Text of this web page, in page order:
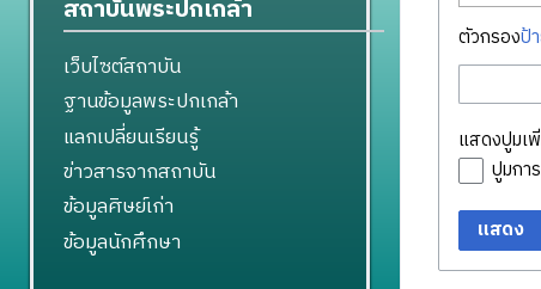
ตัวกรองป้
แสดงปูมเ
ปูมกา
แสดง
สถาบันพระปกเกล้า
เว็บไซต์สถาบัน
ฐานข้อมูลพระปกเกล้า
แลกเปลี่ยนเรียนรู้
ข่าวสารจากสถาบัน
ข้อมูลศิษย์เก่า
ข้อมูลนักศึกษา